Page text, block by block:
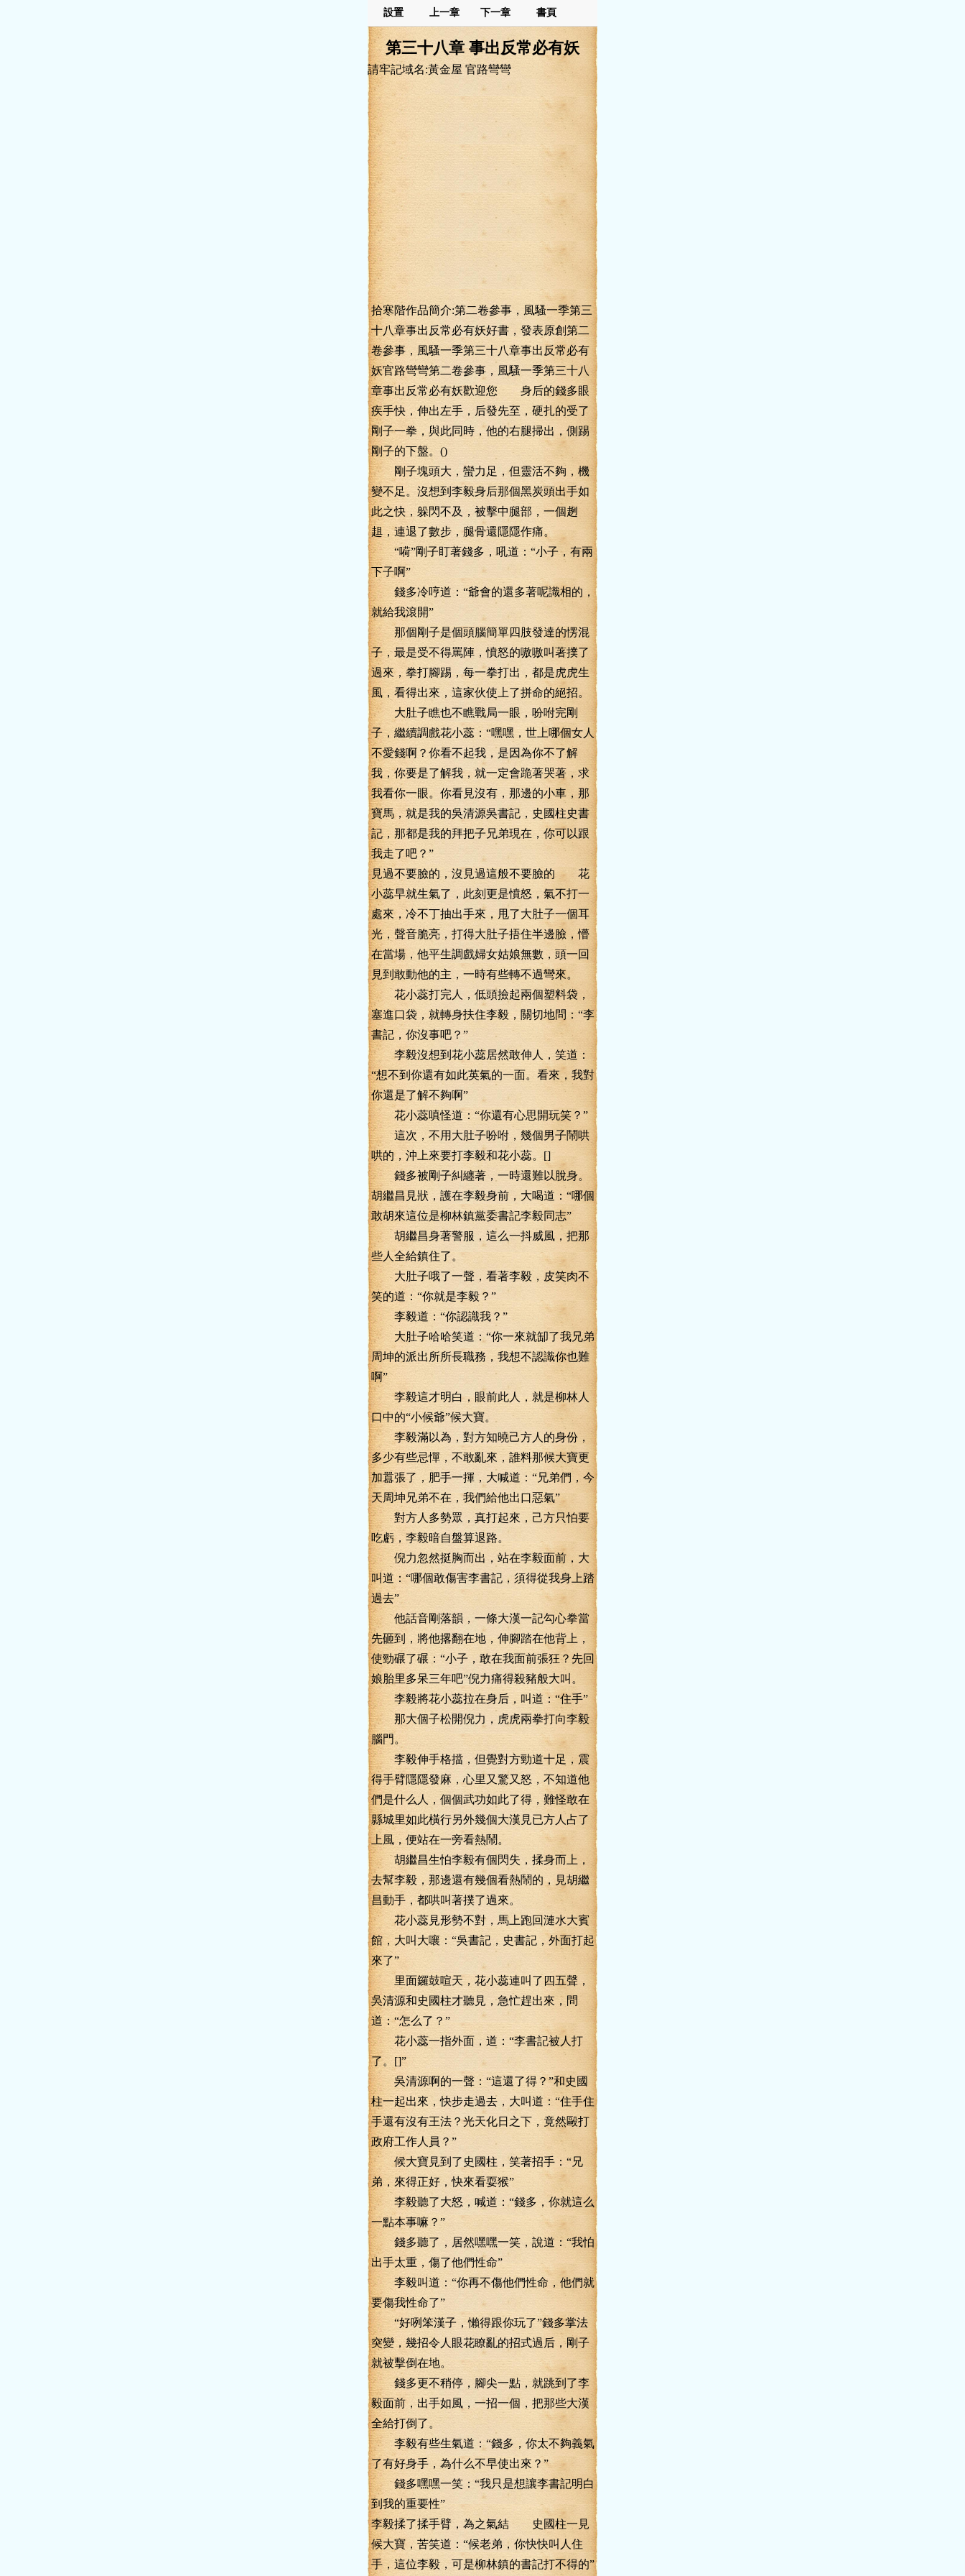
設置 上一章 下一章 書頁
第三十八章 事出反常必有妖
請牢記域名:黃金屋 官路彎彎
拾寒階作品簡介:第二卷參事，風騷一季第三
十八章事出反常必有妖好書，發表原創第二
卷參事，風騷一季第三十八章事出反常必有
妖官路彎彎第二卷參事，風騷一季第三十八
章事出反常必有妖歡迎您 身后的錢多眼
疾手快，伸出左手，后發先至，硬扎的受了
剛子一拳，與此同時，他的右腿掃出，側踢
剛子的下盤。()
剛子塊頭大，蠻力足，但靈活不夠，機
變不足。沒想到李毅身后那個黑炭頭出手如
此之快，躲閃不及，被擊中腿部，一個趔
趄，連退了數步，腿骨還隱隱作痛。
“嗬”剛子盯著錢多，吼道：“小子，有兩
下子啊”
錢多冷哼道：“爺會的還多著呢識相的，
就給我滾開”
那個剛子是個頭腦簡單四肢發達的愣混
子，最是受不得罵陣，憤怒的嗷嗷叫著撲了
過來，拳打腳踢，每一拳打出，都是虎虎生
風，看得出來，這家伙使上了拼命的絕招。
大肚子瞧也不瞧戰局一眼，吩咐完剛
子，繼續調戲花小蕊：“嘿嘿，世上哪個女人
不愛錢啊？你看不起我，是因為你不了解
我，你要是了解我，就一定會跪著哭著，求
我看你一眼。你看見沒有，那邊的小車，那
寶馬，就是我的吳清源吳書記，史國柱史書
記，那都是我的拜把子兄弟現在，你可以跟
我走了吧？”
見過不要臉的，沒見過這般不要臉的 花
小蕊早就生氣了，此刻更是憤怒，氣不打一
處來，冷不丁抽出手來，甩了大肚子一個耳
光，聲音脆亮，打得大肚子捂住半邊臉，懵
在當場，他平生調戲婦女姑娘無數，頭一回
見到敢動他的主，一時有些轉不過彎來。
花小蕊打完人，低頭撿起兩個塑料袋，
塞進口袋，就轉身扶住李毅，關切地問：“李
書記，你沒事吧？”
李毅沒想到花小蕊居然敢伸人，笑道：
“想不到你還有如此英氣的一面。看來，我對
你還是了解不夠啊”
花小蕊嗔怪道：“你還有心思開玩笑？”
這次，不用大肚子吩咐，幾個男子鬧哄
哄的，沖上來要打李毅和花小蕊。[]
錢多被剛子糾纏著，一時還難以脫身。
胡繼昌見狀，護在李毅身前，大喝道：“哪個
敢胡來這位是柳林鎮黨委書記李毅同志”
胡繼昌身著警服，這么一抖威風，把那
些人全給鎮住了。
大肚子哦了一聲，看著李毅，皮笑肉不
笑的道：“你就是李毅？”
李毅道：“你認識我？”
大肚子哈哈笑道：“你一來就缷了我兄弟
周坤的派出所所長職務，我想不認識你也難
啊”
李毅這才明白，眼前此人，就是柳林人
口中的“小候爺”候大寶。
李毅滿以為，對方知曉己方人的身份，
多少有些忌憚，不敢亂來，誰料那候大寶更
加囂張了，肥手一揮，大喊道：“兄弟們，今
天周坤兄弟不在，我們給他出口惡氣”
對方人多勢眾，真打起來，己方只怕要
吃虧，李毅暗自盤算退路。
倪力忽然挺胸而出，站在李毅面前，大
叫道：“哪個敢傷害李書記，須得從我身上踏
過去”
他話音剛落韻，一條大漢一記勾心拳當
先砸到，將他撂翻在地，伸腳踏在他背上，
使勁碾了碾：“小子，敢在我面前張狂？先回
娘胎里多呆三年吧”倪力痛得殺豬般大叫。
李毅將花小蕊拉在身后，叫道：“住手”
那大個子松開倪力，虎虎兩拳打向李毅
腦門。
李毅伸手格擋，但覺對方勁道十足，震
得手臂隱隱發麻，心里又驚又怒，不知道他
們是什么人，個個武功如此了得，難怪敢在
縣城里如此橫行另外幾個大漢見已方人占了
上風，便站在一旁看熱鬧。
胡繼昌生怕李毅有個閃失，揉身而上，
去幫李毅，那邊還有幾個看熱鬧的，見胡繼
昌動手，都哄叫著撲了過來。
花小蕊見形勢不對，馬上跑回漣水大賓
館，大叫大嚷：“吳書記，史書記，外面打起
來了”
里面鑼鼓喧天，花小蕊連叫了四五聲，
吳清源和史國柱才聽見，急忙趕出來，問
道：“怎么了？”
花小蕊一指外面，道：“李書記被人打
了。[]”
吳清源啊的一聲：“這還了得？”和史國
柱一起出來，快步走過去，大叫道：“住手住
手還有沒有王法？光天化日之下，竟然毆打
政府工作人員？”
候大寶見到了史國柱，笑著招手：“兄
弟，來得正好，快來看耍猴”
李毅聽了大怒，喊道：“錢多，你就這么
一點本事嘛？”
錢多聽了，居然嘿嘿一笑，說道：“我怕
出手太重，傷了他們性命”
李毅叫道：“你再不傷他們性命，他們就
要傷我性命了”
“好咧笨漢子，懶得跟你玩了”錢多掌法
突變，幾招令人眼花瞭亂的招式過后，剛子
就被擊倒在地。
錢多更不稍停，腳尖一點，就跳到了李
毅面前，出手如風，一招一個，把那些大漢
全給打倒了。
李毅有些生氣道：“錢多，你太不夠義氣
了有好身手，為什么不早使出來？”
錢多嘿嘿一笑：“我只是想讓李書記明白
到我的重要性”
李毅揉了揉手臂，為之氣結 史國柱一見
候大寶，苦笑道：“候老弟，你快快叫人住
手，這位李毅，可是柳林鎮的書記打不得的”